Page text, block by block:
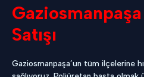
Satışı
Gaziosmanpaşa’un tüm ilçelerine